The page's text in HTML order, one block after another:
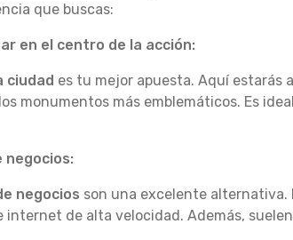
que buscas:
en el centro de la acción:
ciudad es tu mejor apuesta. Aquí estarás
monumentos más emblemáticos. Es
negocios:
negocios son una excelente alternativa.
internet de alta velocidad. Además,